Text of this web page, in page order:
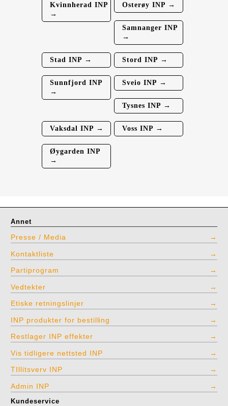
Kvinnherad INP
→
Osterøy INP →
Samnanger INP
→
Stad INP → Stord INP →
Sunnfjord INP
→
Sveio INP →
Tysnes INP →
Vaksdal INP → Voss INP →
Øygarden INP
→
Annet
Presse / Media
Kontaktliste
Partiprogram
Vedtekter
Etiske retningslinjer
INP produkter for bestilling
Restlager INP effekter
Vis tidligere nettsted INP
TIllitsverv INP
Admin INP
Kundeservice